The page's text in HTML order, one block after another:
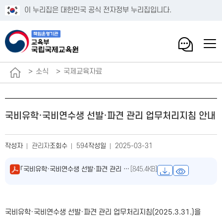
이 누리집은 대한민국 공식 전자정부 누리집입니다.
소식 국제교육자료
국비유학·국비연수생 선발·파견 관리 업무처리지침 안내
작성자 관리자조회수 594작성일 2025-03-31
「국비유학·국비연수생 선발·파견 관리 업무처리지침」 (2025.3.31.).pdf [845.4KB]
국비유학·국비연수생 선발·파견 관리 업무처리지침(2025.3.31.)을